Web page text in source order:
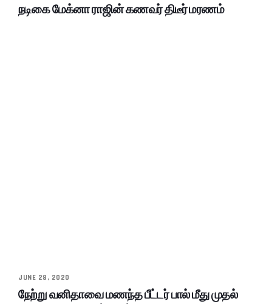
நடிகை மேக்னா ராஜின் கணவர் திடீர் மரணம்
JUNE 28, 2020
நேற்று வனிதாவை மணந்த பீட்டர் பால் மீது முதல்